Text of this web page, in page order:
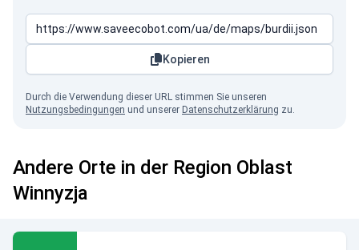
Kopieren
Durch die Verwendung dieser URL stimmen Sie unseren
Nutzungsbedingungen und unserer Datenschutzerklärung zu.
Andere Orte in der Region Oblast
Winnyzja